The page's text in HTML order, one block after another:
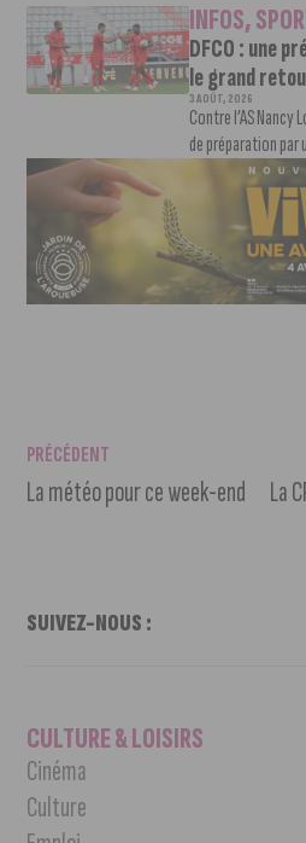
INFOS,
DFCO : une
le grand
3 AOÛT, 2026
Contre l’AS Nancy
de préparation par
PRÉCÉDENT
La météo pour ce week-end
SUIVEZ-NOUS :
CULTURE & LOISIRS
Cinéma
Culture